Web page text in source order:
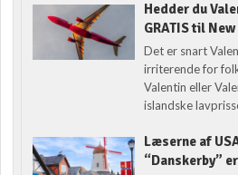
Hedder du
GRATIS til
Det er snart
irriterende for
Valentin eller
islandske
Læserne af
“Danskerby”